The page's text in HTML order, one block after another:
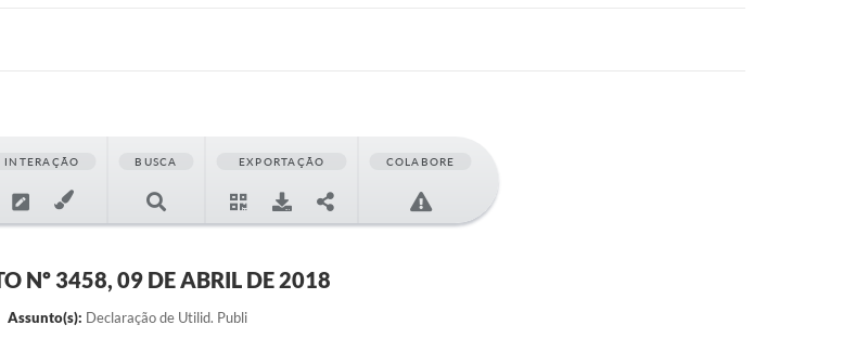
INTERAÇÃO BUSCA EXPORTAÇÃO COLABORE
Nº 3458, 09 DE ABRIL DE 2018
Assunto(s): Declaração de Utilid. Publi